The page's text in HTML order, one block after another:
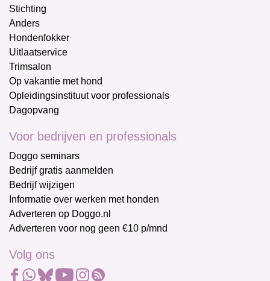
Stichting
Anders
Hondenfokker
Uitlaatservice
Trimsalon
Op vakantie met hond
Opleidingsinstituut voor professionals
Dagopvang
Voor bedrijven en professionals
Doggo seminars
Bedrijf gratis aanmelden
Bedrijf wijzigen
Informatie over werken met honden
Adverteren op Doggo.nl
Adverteren voor nog geen €10 p/mnd
Volg ons